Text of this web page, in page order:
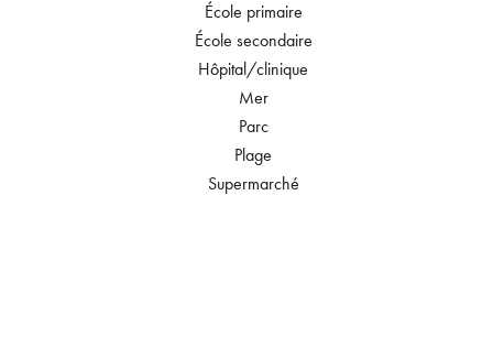
École primaire
École secondaire
Hôpital/clinique
Mer
Parc
Plage
Supermarché